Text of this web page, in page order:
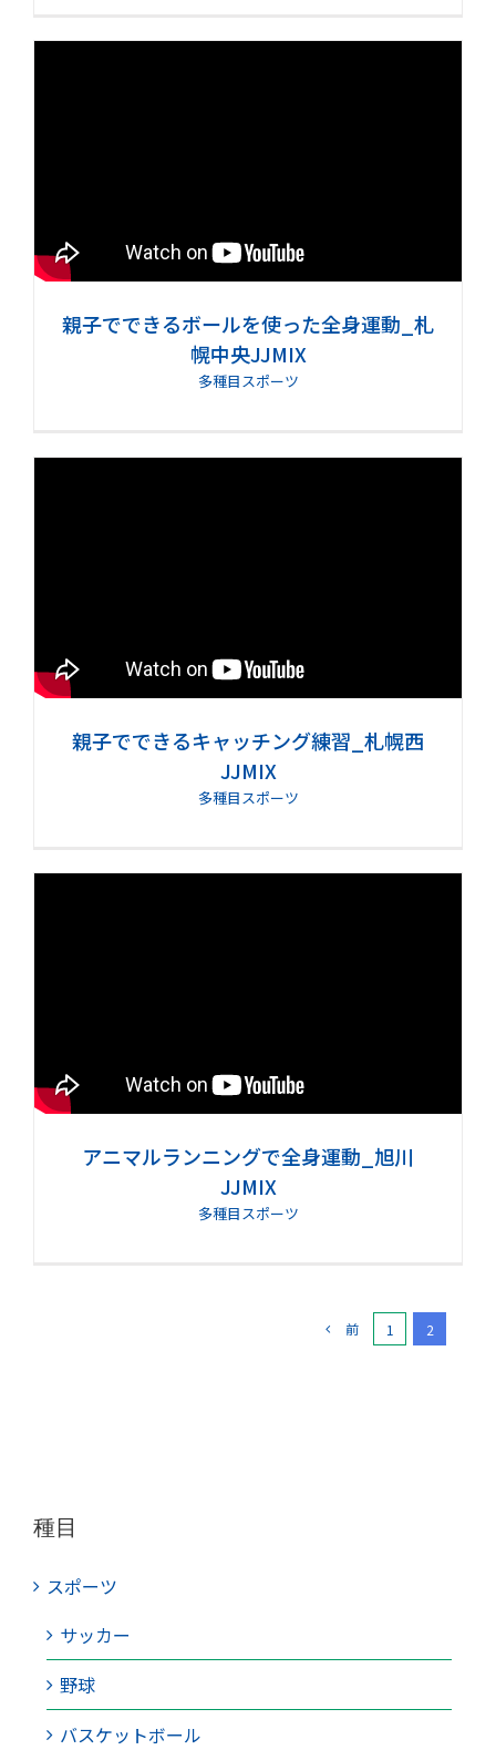
親子でできるボールを使った全身運動_札
幌中央JJMIX
多種目スポーツ
親子でできるキャッチング練習_札幌西
JJMIX
多種目スポーツ
アニマルランニングで全身運動_旭川
JJMIX
多種目スポーツ
前 1 2
種目
スポーツ
サッカー
野球
バスケットボール